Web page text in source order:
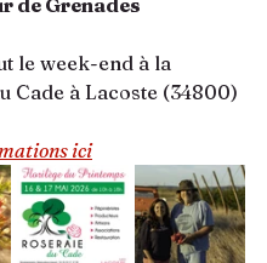
de Grenades
le week-end à la
Cade à Lacoste (34800)
ici